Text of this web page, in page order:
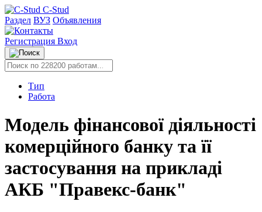
C-Stud
Раздел ВУЗ Объявления
Регистрация Вход
Тип
Работа
Модель фінансової діяльності
комерційного банку та її
застосування на прикладі
АКБ "Правекс-банк"